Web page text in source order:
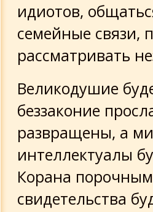
идиотов,
семейные связи,
рассматривать
Великодушие
беззаконие
развращены, а
интеллектуалы
Корана
свидетельства